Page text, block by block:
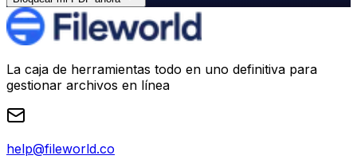
La caja de herramientas todo en uno definitiva para
gestionar archivos en línea
help@fileworld.co